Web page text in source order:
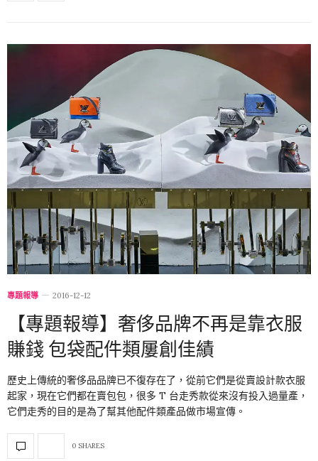
專題報導 2016-12-12
【專題報導】奢侈品牌不再是靠衣服
賺錢 包袋配件類屢創佳績
歷史上傳統的奢侈品品牌已不復存在了，從前它們是從賣設計款衣服
起家，現在它們都在賣包包，很多 T 台走秀款從來沒有投入過量產，
它們走秀的目的是為了幫其他配件類產品做市場宣傳。
0 SHARES